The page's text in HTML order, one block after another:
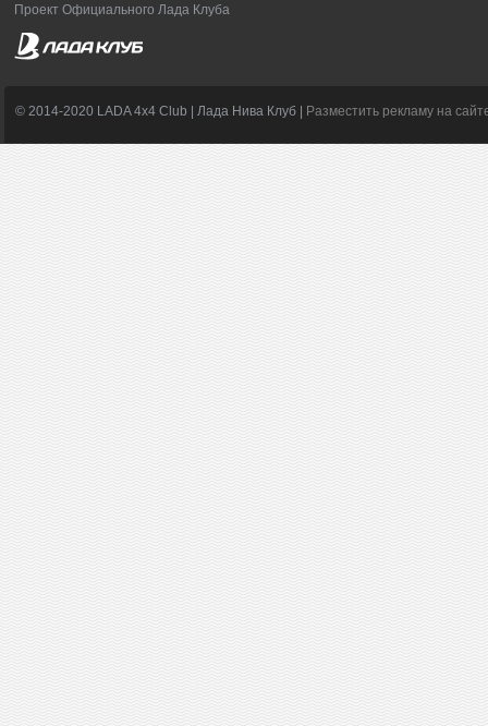
Проект Официального Лада Клуба
© 2014-2020 LADA 4x4 Club | Лада Нива Клуб | Разместить рекламу на